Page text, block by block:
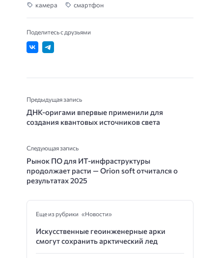
камера
смартфон
Поделитесь с друзьями
Предыдущая запись
ДНК-оригами впервые применили для
создания квантовых источников света
Следующая запись
Рынок ПО для ИТ-инфраструктуры
продолжает расти — Orion soft отчитался о
результатах 2025
Еще из рубрики «Новости»
Искусственные геоинженерные арки
смогут сохранить арктический лед